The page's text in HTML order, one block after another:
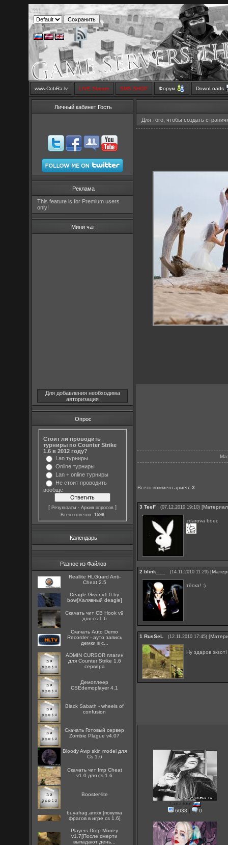
www.CobRa.lv LIVE Stream SMS SHOP Форум DownLoads
Личный кабинет Гость
Реклама
This feature is for Premium users
only!
Мини чат
Для добавления необходима
авторизация
Опрос
Стоит ли проводить
турниры по Counter Strike
1.6 в 2012 году?
Lan турниры
Online турниры
Lan + online турниры
Не стоит проводить
вообще
[Результаты ·Архив опросов ]
Всего ответов:1596
Календарь
Разное из Файлов
Reallite HLGuard Anti-
Cheat 2.5
Deagle Giver v1.0 by
bow[Халявный deagle]
Скачать чит CB Hook v9
для cs-1.6
Скачать Auto Demo
Recorder - ауто запись
демки в c...
ADMIN CURSOR плагин
для Counter Strike 1.6
сервера
Демоплеер
CSEdemoplayer 4.1
Black Sabath - wheels of
confusion
Скачать Готовый сервер
Zombie Plague v4.07
Bloody Awp skin model для
Cs 1.6
Скачать чит Imp Cheat
v1.0 для cs-1.6
Booster-lite
buyafrag.amxx [покупка
фрагов в игре cs 1.6]
Players Drop Money
v1.7[После смерти
выпадают день...
Для того, чтобы создать
Всего комментариев:3
3 TeeF (07.12.2010 19:10) [Материал
zdarova boec
2 blink___ (14.11.2010 11:29) [
тёска! :)
1 RusSeL (12.11.2010 17:45) [
Ну здаров
LanaTool
6038 | 0